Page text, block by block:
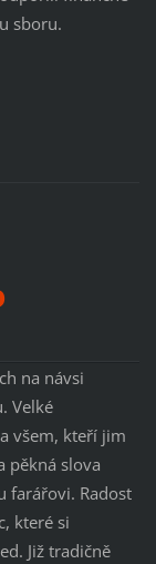
sboru.
na návsi
Velké
všem, kteří jim
pěkná slova
farářovi. Radost
které si
Již tradičně